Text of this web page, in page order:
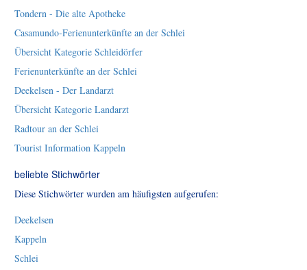
Tondern - Die alte Apotheke
Casamundo-Ferienunterkünfte an der Schlei
Übersicht Kategorie Schleidörfer
Ferienunterkünfte an der Schlei
Deekelsen - Der Landarzt
Übersicht Kategorie Landarzt
Radtour an der Schlei
Tourist Information Kappeln
beliebte Stichwörter
Diese Stichwörter wurden am häufigsten aufgerufen:
Deekelsen
Kappeln
Schlei